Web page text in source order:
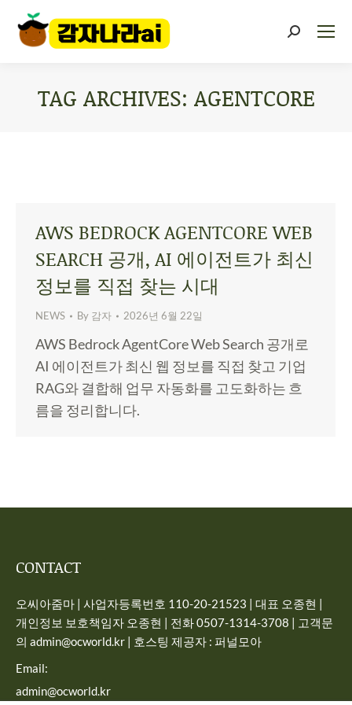
TAG ARCHIVES: AGENTCORE
AWS BEDROCK AGENTCORE WEB
SEARCH 공개, AI 에이전트가 최신
정보를 직접 찾는 시대
NEWS By 감자 2026년 6월 22일
AWS Bedrock AgentCore Web Search 공개로
AI 에이전트가 최신 웹 정보를 직접 찾고 기업
RAG와 결합해 업무 자동화를 고도화하는 흐
름을 정리합니다.
CONTACT
오씨아줌마 | 사업자등록번호 110-20-21523 | 대표 오종현 |
개인정보 보호책임자 오종현 | 전화 0507-1314-3708 | 고객문
의 admin@ocworld.kr | 호스팅 제공자 : 퍼널모아
Email:
admin@ocworld.kr